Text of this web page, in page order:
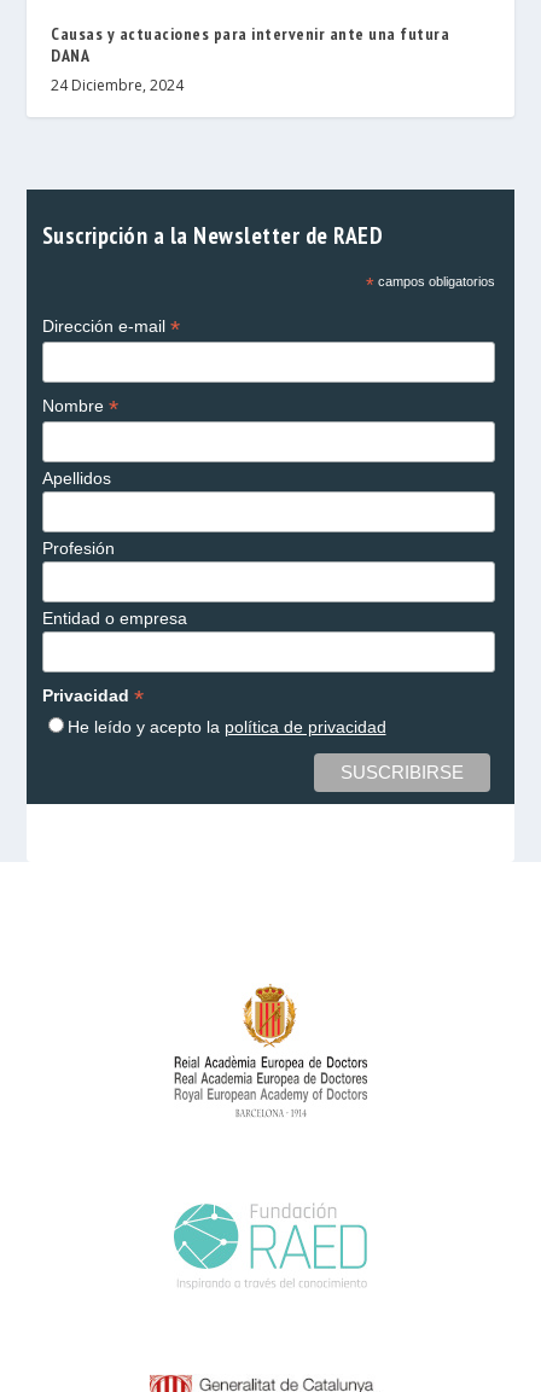
Causas y actuaciones para intervenir ante una futura
DANA
24 Diciembre, 2024
Suscripción a la Newsletter de RAED
*campos obligatorios
Dirección e-mail *
Nombre *
Apellidos
Profesión
Entidad o empresa
Privacidad *
He leído y acepto la política de privacidad